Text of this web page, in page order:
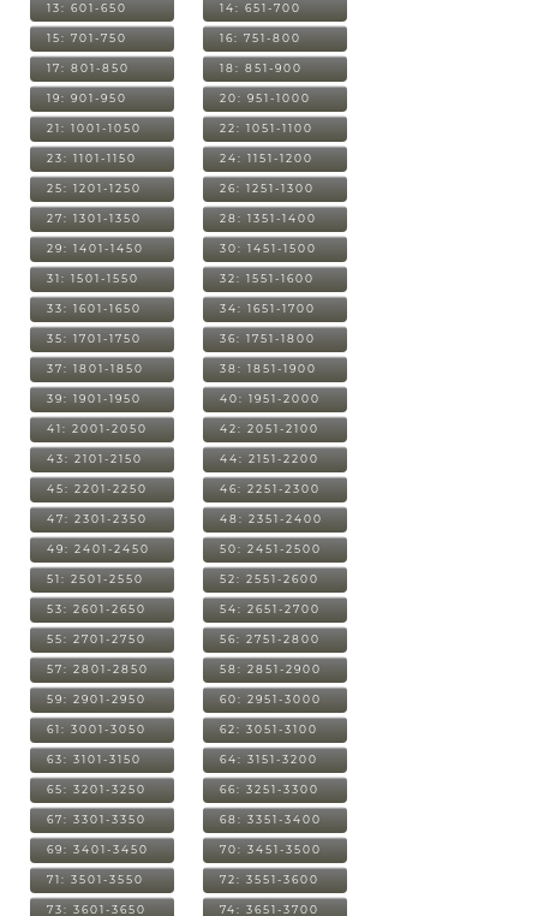
13: 601-650 14: 651-700
15: 701-750 16: 751-800
17: 801-850 18: 851-900
19: 901-950 20: 951-1000
21: 1001-1050 22: 1051-1100
23: 1101-1150 24: 1151-1200
25: 1201-1250 26: 1251-1300
27: 1301-1350 28: 1351-1400
29: 1401-1450 30: 1451-1500
31: 1501-1550 32: 1551-1600
33: 1601-1650 34: 1651-1700
35: 1701-1750 36: 1751-1800
37: 1801-1850 38: 1851-1900
39: 1901-1950 40: 1951-2000
41: 2001-2050 42: 2051-2100
43: 2101-2150 44: 2151-2200
45: 2201-2250 46: 2251-2300
47: 2301-2350 48: 2351-2400
49: 2401-2450 50: 2451-2500
51: 2501-2550 52: 2551-2600
53: 2601-2650 54: 2651-2700
55: 2701-2750 56: 2751-2800
57: 2801-2850 58: 2851-2900
59: 2901-2950 60: 2951-3000
61: 3001-3050 62: 3051-3100
63: 3101-3150 64: 3151-3200
65: 3201-3250 66: 3251-3300
67: 3301-3350 68: 3351-3400
69: 3401-3450 70: 3451-3500
71: 3501-3550 72: 3551-3600
73: 3601-3650 74: 3651-3700